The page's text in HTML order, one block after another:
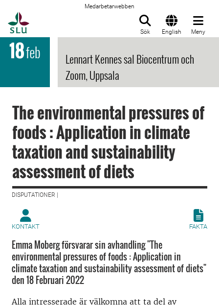
Medarbetarwebben
Sök English Meny
18feb
Lennart Kennes sal Biocentrum och
Zoom, Uppsala
The environmental pressures of
foods : Application in climate
taxation and sustainability
assessment of diets
DISPUTATIONER |
KONTAKT FAKTA
Emma Moberg försvarar sin avhandling "The
environmental pressures of foods : Application in
climate taxation and sustainability assessment of diets"
den 18 Februari 2022
Alla intresserade är välkomna att ta del av